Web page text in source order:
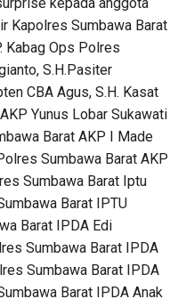
Kapolres Sumbawa Barat
Kabag Ops Polres
S.H.Pasiter
CBA Agus, S.H. Kasat
Yunus Lobar Sukawati
Barat AKP I Made
Sumbawa Barat AKP
Sumbawa Barat Iptu
Barat IPTU
Barat IPDA Edi
Sumbawa Barat IPDA
Sumbawa Barat IPDA
Barat IPDA Anak